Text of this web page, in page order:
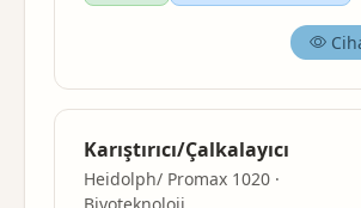
Karıştırıcı/Çalkalayıcı
Heidolph/ Promax 1020 ·
Biyoteknoloji